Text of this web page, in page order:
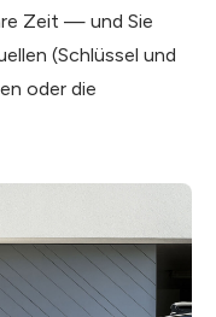
Zeit — und Sie
(Schlüssel und
oder die